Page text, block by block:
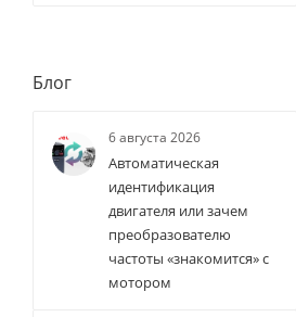
Блог
6 августа 2026
Автоматическая
идентификация
двигателя или зачем
преобразователю
частоты «знакомится» с
мотором